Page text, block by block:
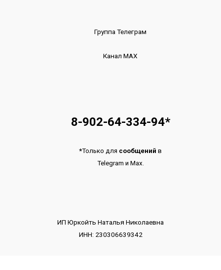
Группа Телеграм
Канал МАХ
8-902-64-334-94*
*Только для сообщений в
Telegram и Max.
ИП Юркойть Наталья Николаевна
ИНН: 230306639342